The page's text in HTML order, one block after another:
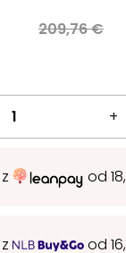
209,76€
+
od
od